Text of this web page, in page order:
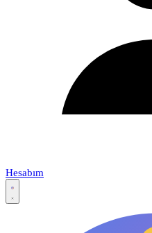
Hesabım